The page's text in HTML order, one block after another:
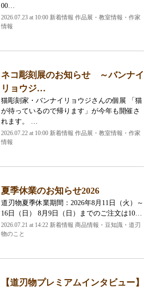
00…
2026.07.23 at 10:00 新着情報 作品展・教室情報・作家
情報
ネコ彫刻展のお知らせ ～バンナイ
リョウジ…
猫彫刻家・バンナイリョウジさんの個展 「猫
が待っているので帰ります」が今年も開催さ
れます。 …
2026.07.22 at 10:00 新着情報 作品展・教室情報・作家
情報
夏季休業のお知らせ2026
道刃物夏季休業期間：2026年8月11日（火）～
16日（日） 8月9日（日）までのご注文は10…
2026.07.21 at 14:22 新着情報 商品情報・豆知識・道刃
物のこと
【道刃物プレミアムインタビュー】